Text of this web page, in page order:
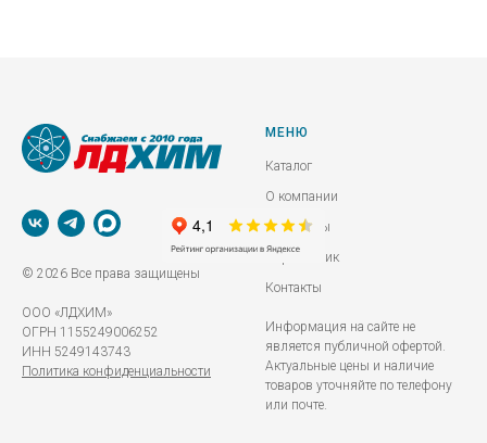
© 2026 Все права защищены
ООО «ЛДХИМ»
ОГРН 1155249006252
ИНН 5249143743
Политика конфиденциальности
МЕНЮ
Каталог
О компании
Реквизиты
Справочник
Контакты
Информация на сайте не
является публичной офертой.
Актуальные цены и наличие
товаров уточняйте по телефону
или почте.